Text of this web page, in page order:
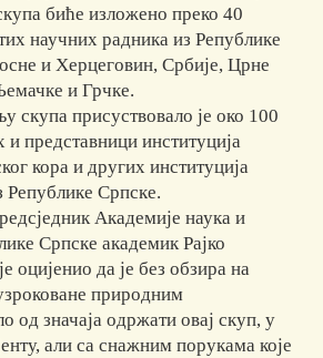
биће изложено преко 40
научних радника из Републике
и Херцеговин, Србије, Црне
и Грчке.
скупа присуствовало је око 100
и представници институција
кора и других институција
Републике Српске.
Академије наука и
Српске академик Рајко
оцијенио да је без обзира на
природним
од значаја одржати овај скуп, у
али са снажним порукама које